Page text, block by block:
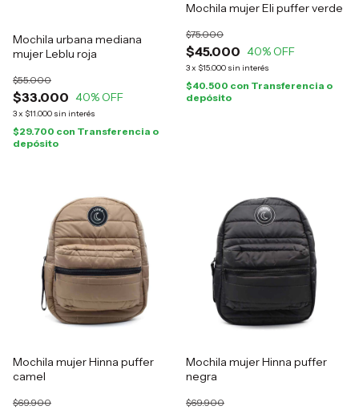
Mochila urbana mediana
mujer Leblu roja
$33.000
$55.000
40% OFF
3x $11.000 sin interés
$29.700 con Transferencia o
depósito
Mochila mujer Eli puffer verde
$45.000
$75.000
40% OFF
3x $15.000 sin interés
$40.500 con Transferencia o
depósito
Mochila mujer Hinna puffer
camel
$69.900
Mochila mujer Hinna puffer
negra
$69.900